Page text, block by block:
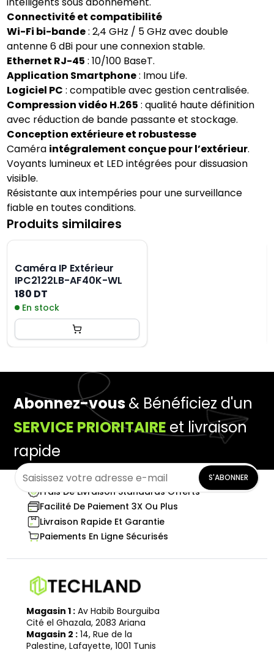
Connectivité et compatibilité
Wi-Fi bi-bande: 2,4 GHz / 5 GHz avec double
antenne 6 dBi pour une connexion stable.
Ethernet RJ-45 : 10/100 BaseT.
Application Smartphone: Imou Life.
Logiciel PC : compatible avec gestion centralisée.
Compression vidéo H.265 : qualité haute définition
avec réduction de bande passante et stockage.
Conception extérieure et robustesse
Caméra intégralement conçue pour l’extérieur.
Voyants lumineux et LED intégrées pour dissuasion
visible.
Résistante aux intempéries pour une surveillance
fiable en toutes conditions.
Produits similaires
Caméra IP Extérieur
IPC2122LB-AF40K-WL
180 DT
En stock
Abonnez-vous& Bénéficiez d'un
SERVICE PRIORITAIRE et livraison
rapide
S'ABONNER
Frais De Livraison Standards Offerts
Facilité De Paiement 3X Ou Plus
Livraison Rapide Et Garantie
Paiements En Ligne Sécurisés
Magasin 1 : Av Habib Bourguiba
Cité el Ghazala, 2083 Ariana
Magasin 2 : 14, Rue de la
Palestine, Lafayette, 1001 Tunis